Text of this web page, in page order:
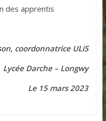
des apprentis
coordonnatrice ULiS
Lycée Darche – Longwy
Le 15 mars 2023